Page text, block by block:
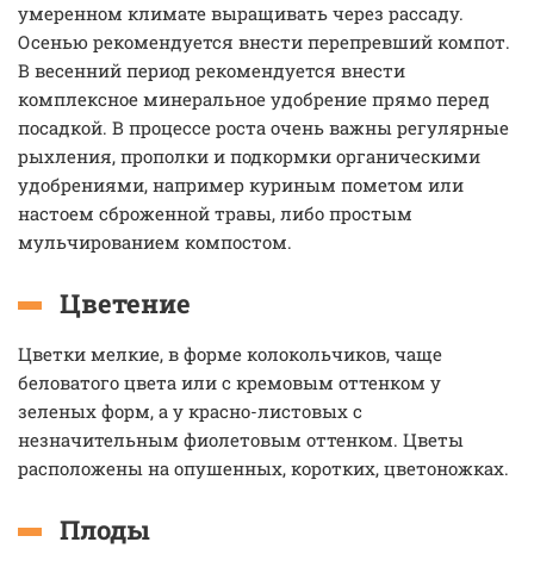
умеренном климате выращивать через рассаду.
Осенью рекомендуется внести перепревший компот.
В весенний период рекомендуется внести
комплексное минеральное удобрение прямо перед
посадкой. В процессе роста очень важны регулярные
рыхления, прополки и подкормки органическими
удобрениями, например куриным пометом или
настоем сброженной травы, либо простым
мульчированием компостом.
Цветение
Цветки мелкие, в форме колокольчиков, чаще
беловатого цвета или с кремовым оттенком у
зеленых форм, а у красно-листовых с
незначительным фиолетовым оттенком. Цветы
расположены на опушенных, коротких, цветоножках.
Плоды